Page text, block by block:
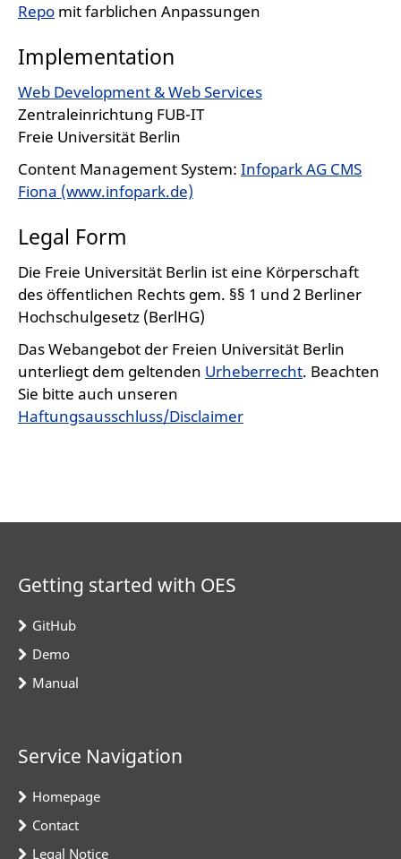
Repo mit farblichen Anpassungen
Implementation
Web Development & Web Services
Zentraleinrichtung FUB-IT
Freie Universität Berlin
Content Management System: Infopark AG CMS
Fiona (www.infopark.de)
Legal Form
Die Freie Universität Berlin ist eine Körperschaft
des öffentlichen Rechts gem. §§ 1 und 2 Berliner
Hochschulgesetz (BerlHG)
Das Webangebot der Freien Universität Berlin
unterliegt dem geltenden Urheberrecht. Beachten
Sie bitte auch unseren
Haftungsausschluss/Disclaimer
Getting started with OES
GitHub
Demo
Manual
Service Navigation
Homepage
Contact
Legal Notice